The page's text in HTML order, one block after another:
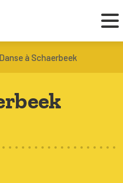
Danse à Schaerbeek